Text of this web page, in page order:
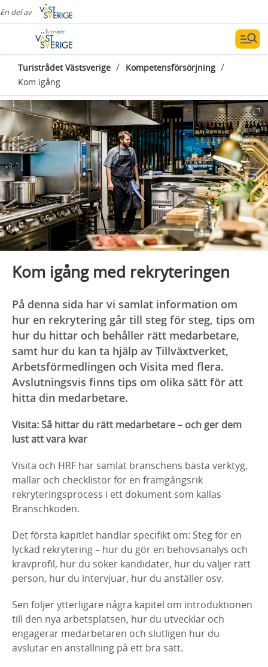
En del av
Turistrådet Västsverige / Kompetensförsörjning /
Kom igång
Kom igång med rekryteringen
På denna sida har vi samlat information om
hur en rekrytering går till steg för steg, tips om
hur du hittar och behåller rätt medarbetare,
samt hur du kan ta hjälp av Tillväxtverket,
Arbetsförmedlingen och Visita med flera.
Avslutningsvis finns tips om olika sätt för att
hitta din medarbetare.
Visita: Så hittar du rätt medarbetare – och ger dem
lust att vara kvar
Visita och HRF har samlat branschens bästa verktyg,
mallar och checklistor för en framgångsrik
rekryteringsprocess i ett dokument som kallas
Branschkoden.
Det första kapitlet handlar specifikt om: Steg för en
lyckad rekrytering – hur du gör en behovsanalys och
kravprofil, hur du söker kandidater, hur du väljer rätt
person, hur du intervjuar, hur du anställer osv.
Sen följer ytterligare några kapitel om introduktionen
till den nya arbetsplatsen, hur du utvecklar och
engagerar medarbetaren och slutligen hur du
avslutar en anställning på ett bra sätt.